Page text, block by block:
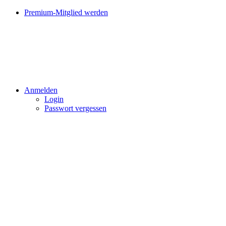
Premium-Mitglied werden
Anmelden
Login
Passwort vergessen